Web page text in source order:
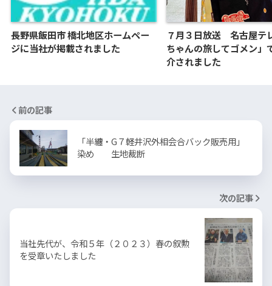
長野県飯田市 橋北地区ホームペー
ジに当社が掲載されました
７月３日放送 名古屋テ
ちゃんの旅してゴメン」
介されました
前の記事
「半纏・G７軽井沢外相会合バック販売用」
染め 生地裁断
次の記事
当社先代が、令和５年（２０２３）春の叙勲
を受章いたしました